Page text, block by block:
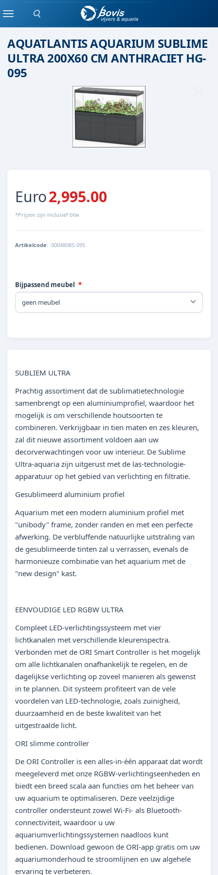
Zoeken
MenuAquatlantis
AQUATLANTIS AQUARIUM SUBLIME
ULTRA 200X60 CM ANTHRACIET HG-
095
Euro2,995.00
*Prijzen zijn inclusief btw
Artikelcode: 0004808S-095
Bijpassend meubel
SUBLIEM ULTRA
Prachtig assortiment dat de sublimatietechnologie
samenbrengt op een aluminiumprofiel, waardoor het
mogelijk is om verschillende houtsoorten te
combineren. Verkrijgbaar in tien maten en zes kleuren,
zal dit nieuwe assortiment voldoen aan uw
decorverwachtingen voor uw interieur. De Sublime
Ultra-aquaria zijn uitgerust met de las-technologie-
apparatuur op het gebied van verlichting en filtratie.
Gesublimeerd aluminium profiel
Aquarium met een modern aluminium profiel met
"unibody" frame, zonder randen en met een perfecte
afwerking. De verbluffende natuurlijke uitstraling van
de gesublimeerde tinten zal u verrassen, evenals de
harmonieuze combinatie van het aquarium met de
"new design" kast.
EENVOUDIGE LED RGBW ULTRA
Compleet LED-verlichtingssysteem met vier
lichtkanalen met verschillende kleurenspectra.
Verbonden met de ORI Smart Controller is het mogelijk
om alle lichtkanalen onafhankelijk te regelen, en de
dagelijkse verlichting op zoveel manieren als gewenst
in te plannen. Dit systeem profiteert van de vele
voordelen van LED-technologie, zoals zuinigheid,
duurzaamheid en de beste kwaliteit van het
uitgestraalde licht.
ORI slimme controller
De ORI Controller is een alles-in-één apparaat dat wordt
meegeleverd met onze RGBW-verlichtingseenheden en
biedt een breed scala aan functies om het beheer van
uw aquarium te optimaliseren. Deze veelzijdige
controller ondersteunt zowel Wi-Fi- als Bluetooth-
connectiviteit, waardoor u uw
aquariumverlichtingssystemen naadloos kunt
bedienen. Download gewoon de ORI-app gratis om uw
aquariumonderhoud te stroomlijnen en uw algehele
ervaring te verbeteren.